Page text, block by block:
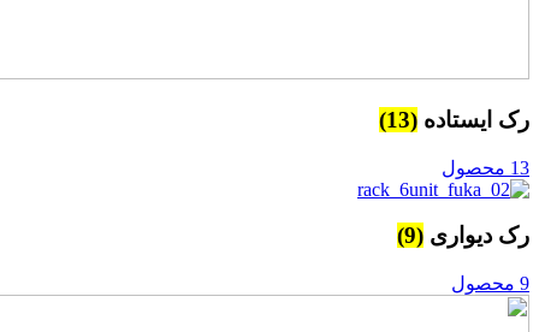
رک ایستاده (13)
13 محصول
رک دیواری (9)
9 محصول